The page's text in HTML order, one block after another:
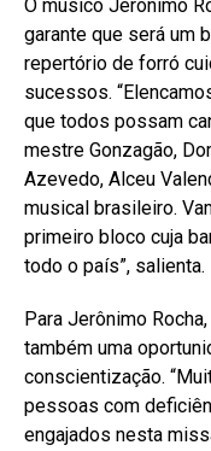
O músico Jerônimo
garante que será um
repertório de forró
sucessos.
que todos possam
mestre Gonzagão,
Azevedo, Alceu
musical brasileiro.
primeiro bloco cuja
todo o país”, salienta.
Para Jerônimo
também uma
conscientização.
pessoas com
engajados nesta